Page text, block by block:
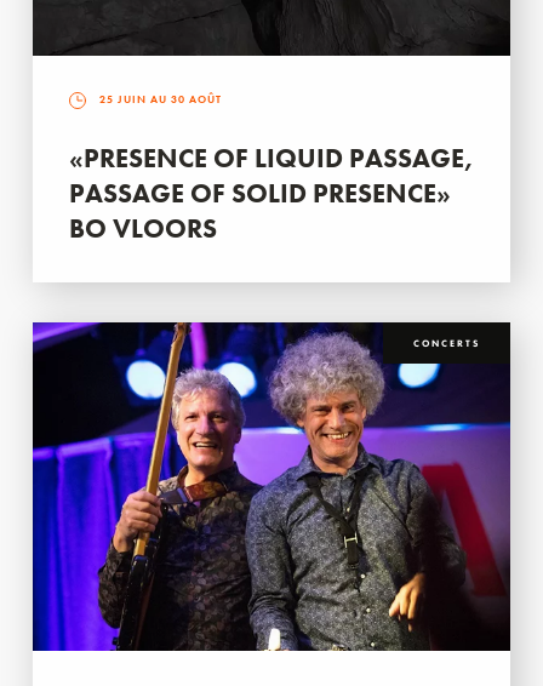
25 JUIN AU 30 AOÛT
«PRESENCE OF LIQUID PASSAGE,
PASSAGE OF SOLID PRESENCE»
BO VLOORS
CONCERTS